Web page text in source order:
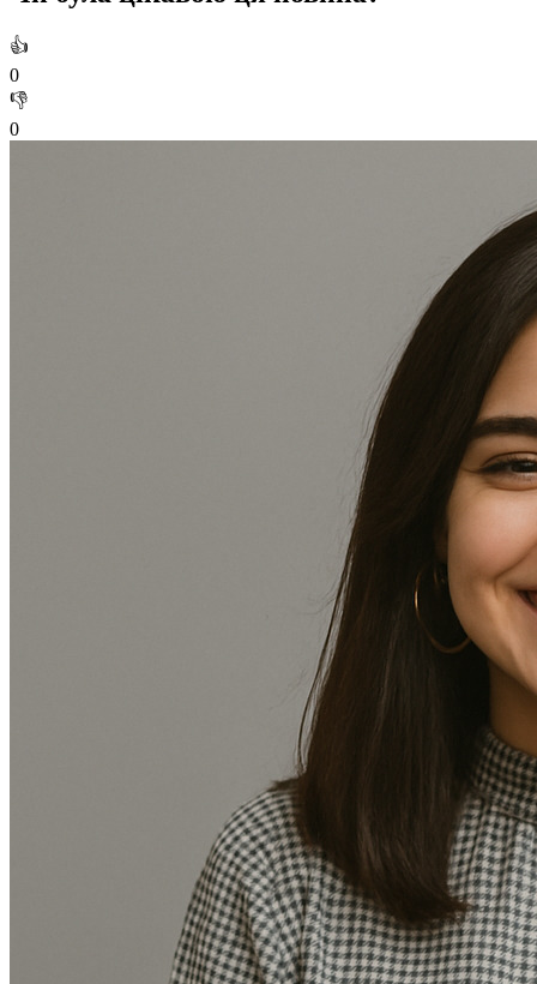
👍
0
👎
0